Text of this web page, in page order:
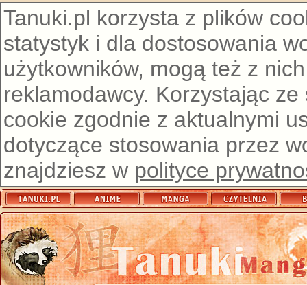
Tanuki.pl korzysta z plików
statystyk i dla dostosowania
użytkowników, mogą też z
reklamodawcy. Korzystając
cookie zgodnie z aktualnymi
dotyczące stosowania przez
znajdziesz w polityce